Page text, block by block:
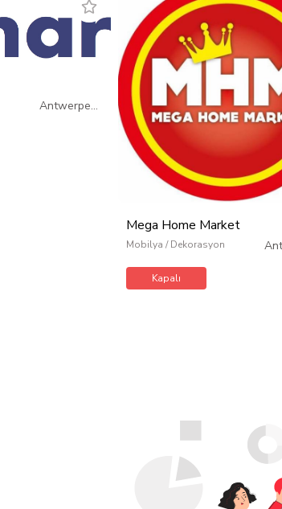
Antwerpen
Mega Home Market
Mobilya / Dekorasyon
Kapalı